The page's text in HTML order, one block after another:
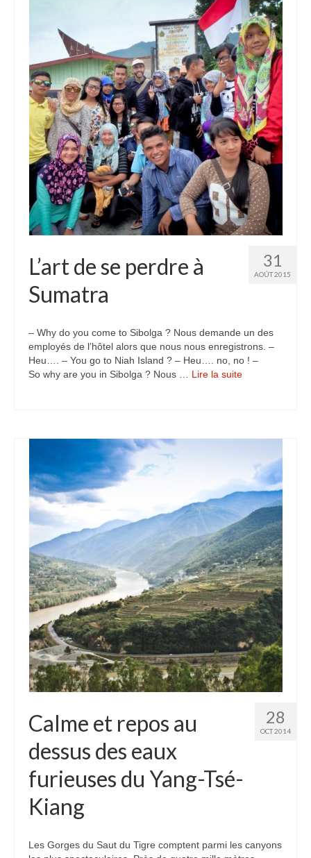
Préparatifs
Autres voyages
Bolivie
Cambodge
Cap-vert
Costa-Rica
Guatemala
Nicaragua
Vietnam
Les coulisses
The Tour du monde
Blogs voyage
31
AOÛT 2015
L’art de se perdre à
Sumatra
– Why do you come to Sibolga ? Nous demande un des
employés de l’hôtel alors que nous nous enregistrons. –
Heu…. – You go to Niah Island ? – Heu…. no, no ! –
So why are you in Sibolga ? Nous … Lire la suite­­
28
OCT 2014
Calme et repos au
dessus des eaux
furieuses du Yang-Tsé-
Kiang
Les Gorges du Saut du Tigre comptent parmi les canyons